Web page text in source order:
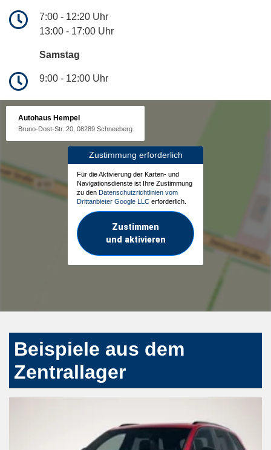
7:00 - 12:20 Uhr
13:00 - 17:00 Uhr
Samstag
9:00 - 12:00 Uhr
Autohaus Hempel
Bruno-Dost-Str. 20, 08289 Schneeberg
Zustimmung erforderlich
Für die Aktivierung der Karten- und
Navigationsdienste ist Ihre Zustimmung
zu den Datenschutzrichtlinien vom
Drittanbieter Google LLC erforderlich.
Zustimmen
und aktivieren
Beispiele aus dem
Zentrallager